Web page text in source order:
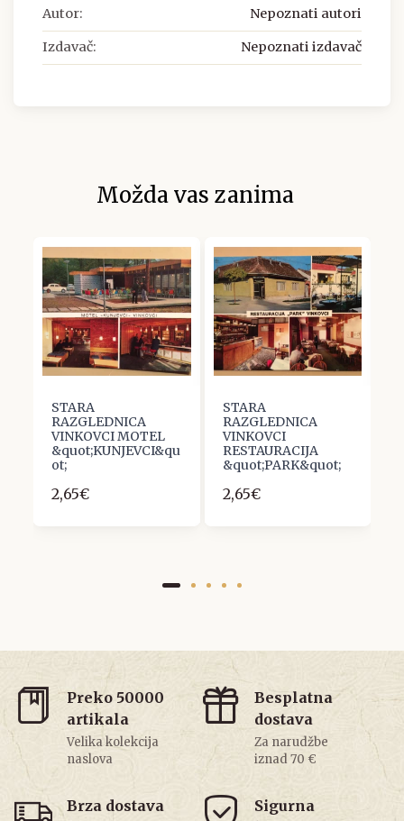
Autor: Nepoznati autori
Izdavač: Nepoznati izdavač
Možda vas zanima
STARA
RAZGLEDNICA
VINKOVCI MOTEL
&quot;KUNJEVCI&qu
ot;
2,65€
STARA
RAZGLEDNICA
VINKOVCI
RESTAURACIJA
&quot;PARK&quot;
2,65€
Preko 50000
artikala
Velika kolekcija
naslova
Besplatna
dostava
Za narudžbe
iznad 70 €
Brza dostava
Sigurna